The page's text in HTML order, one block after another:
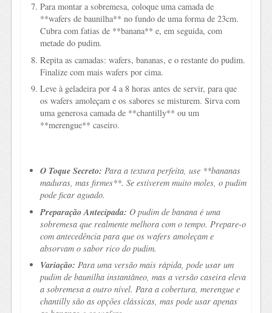
Para montar a sobremesa, coloque uma camada de
**wafers de baunilha** no fundo de uma forma de 23cm.
Cubra com fatias de **banana** e, em seguida, com
metade do pudim.
Repita as camadas: wafers, bananas, e o restante do pudim.
Finalize com mais wafers por cima.
Leve à geladeira por 4 a 8 horas antes de servir, para que
os wafers amoleçam e os sabores se misturem. Sirva com
uma generosa camada de **chantilly** ou um
**merengue** caseiro.
O Toque Secreto: Para a textura perfeita, use **bananas
maduras, mas firmes**. Se estiverem muito moles, o pudim
pode ficar aguado.
Preparação Antecipada: O pudim de banana é uma
sobremesa que realmente melhora com o tempo. Prepare-o
com antecedência para que os wafers amoleçam e
absorvam o sabor rico do pudim.
Variação: Para uma versão mais rápida, pode usar um
pudim de baunilha instantâneo, mas a versão caseira eleva
a sobremesa a outro nível. Para a cobertura, merengue e
chantilly são as opções clássicas, mas pode usar apenas